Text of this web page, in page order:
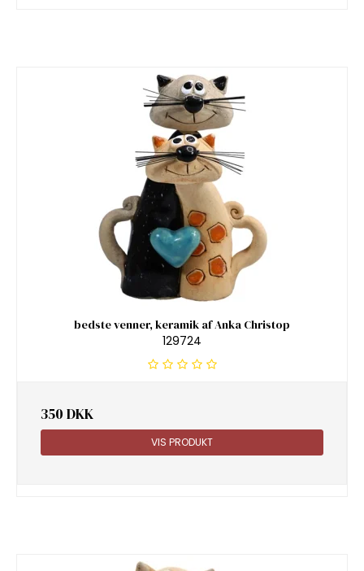
bedste venner, keramik af Anka Christop
129724
350 DKK
VIS PRODUKT